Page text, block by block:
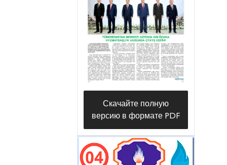
fulfilling the established plan by 115
percent. The Turkmen land is rich in
both underground and above-ground
valuable natural resources. Our
country has huge oil and gas
resources, which are considered the
economic basis of the modern world.
Скачайте полную
версию в формате PDF